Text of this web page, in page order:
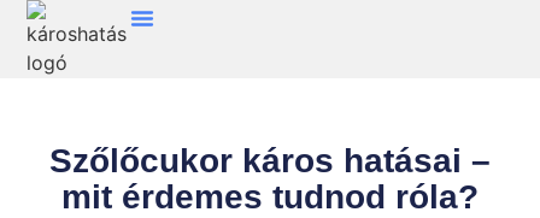
Szőlőcukor káros hatásai –
mit érdemes tudnod róla?